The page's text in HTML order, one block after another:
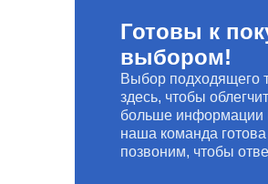
Готовы к
выбором!
Выбор подходящего
здесь, чтобы
больше информации
наша команда
позвоним, чтобы